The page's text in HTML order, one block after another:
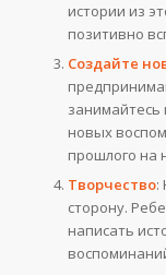
истории из
позитивно
Создайте
новых
прошлого на
Творчество:
сторону.
написать